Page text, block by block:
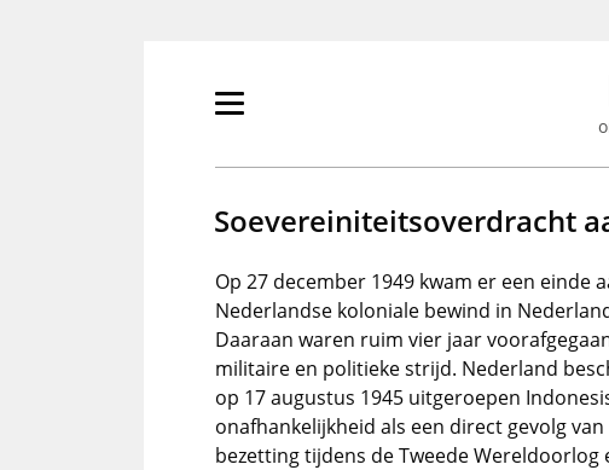
Primair
tonen/verbergen
Soevereiniteitsoverdracht
Op 27 december 1949 kwam er een einde
Nederlandse koloniale bewind in
Daaraan waren ruim vier jaar
militaire en politieke strijd. Nederland
op 17 augustus 1945 uitgeroepen
onafhankelijkheid als een direct gevolg van
bezetting tijdens de Tweede Wereldoorlog